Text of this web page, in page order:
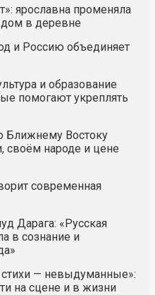
ярославна променяла
дом в деревне
и Россию объединяет
и образование
помогают укреплять
Ближнему Востоку
народе и цене
современная
Дарага: «Русская
в сознание и
— невыдуманные»:
на сцене и в жизни